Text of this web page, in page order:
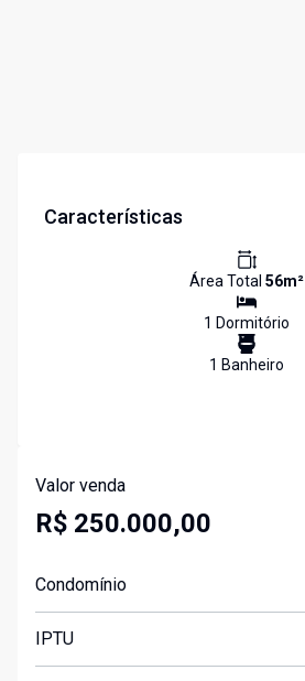
Características
Área Total 56m²
1 Dormitório
1 Banheiro
Valor venda
R$ 250.000,00
Condomínio
IPTU